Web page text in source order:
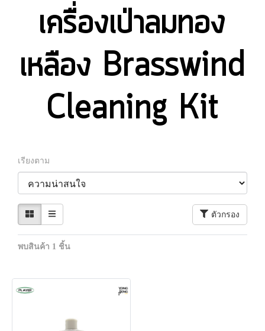
เครื่องเป่าลมทอง
เหลือง Brasswind
Cleaning Kit
เรียงตาม
ตัวกรอง
พบสินค้า 1 ชิ้น